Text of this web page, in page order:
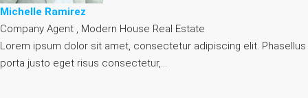
Michelle Ramirez
Company Agent , Modern House Real Estate
Lorem ipsum dolor sit amet, consectetur adipiscing elit. Phasellus
porta justo eget risus consectetur,…